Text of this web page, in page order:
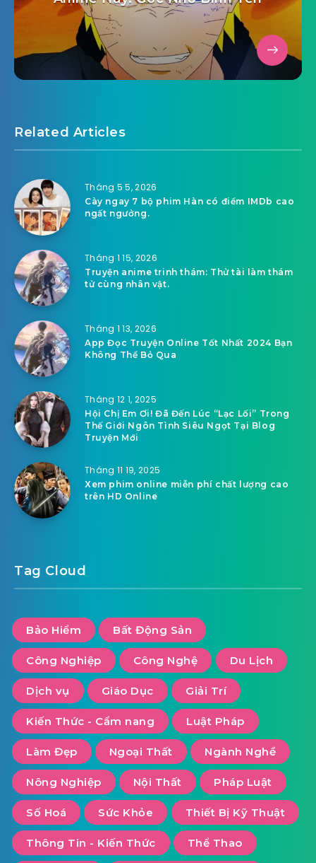
Related Articles
Tháng 5 5, 2026
Cày ngay 7 bộ phim Hàn có điểm IMDb cao
ngất ngưởng.
Tháng 1 15, 2026
Truyện anime trinh thám: Thử tài làm thám
tử cùng nhân vật.
Tháng 1 13, 2026
App Đọc Truyện Online Tốt Nhất 2024 Bạn
Không Thể Bỏ Qua
Tháng 12 1, 2025
Hội Chị Em Ơi! Đã Đến Lúc “Lạc Lối” Trong
Thế Giới Ngôn Tình Siêu Ngọt Tại Blog
Truyện Mới
Tháng 11 19, 2025
Xem phim online miễn phí chất lượng cao
trên HD Online
Tag Cloud
Bảo Hiểm Bất Động Sản
Công Nghiệp Công Nghệ Du Lịch
Dịch vụ Giáo Dục Giải Trí
Kiến Thức - Cẩm nang Luật Pháp
Làm Đẹp Ngoại Thất Ngành Nghề
Nông Nghiệp Nội Thất Pháp Luật
Số Hoá Sức Khỏe Thiết Bị Kỹ Thuật
Thông Tin - Kiến Thức Thể Thao